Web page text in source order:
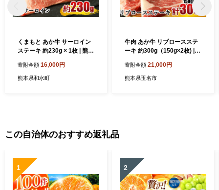
くまもと あか牛 サーロイン
ステーキ 約230g × 1枚 | 熊本
みまち なごみ 牛肉 肉 あか牛
赤牛 肥後 冷凍 サーロイン ス
寄附金額 16,000円
熊本県和水町
牛肉 あか牛 リブロースステ
ーキ 約300g（150g×2枚) |
ス ステーキ 熊本県産
寄附金額 21,000円
熊本県玉名市
この自治体のおすすめ返礼品
1 2